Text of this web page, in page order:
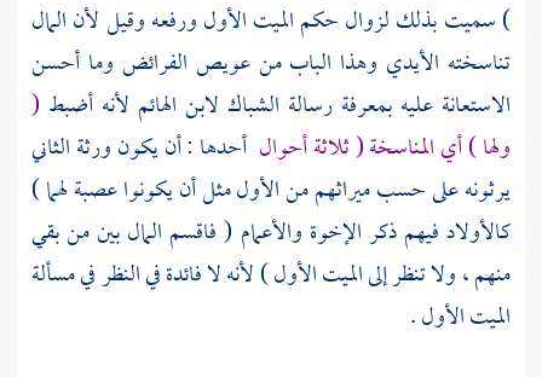
) سميت بذلك لزوال حكم الميت الأول ورفعه وقيل لأن المال
تناسخته الأيدي وهذا الباب من عويص الفرائض وما أحسن
الاستعانة عليه بمعرفة رسالة الشباك لابن الهائم لأنه أضبط (
ولها ) أي المناسخة ( ثلاثة أحوال أحدها : أن يكون ورثة الثاني
يرثونه على حسب ميراثهم من الأول مثل أن يكونوا عصبة لهما )
كالأولاد فيهم ذكر الإخوة والأعمام ( فاقسم المال بين من بقي
منهم ، ولا تنظر إلى الميت الأول ) لأنه لا فائدة في النظر في مسألة
الميت الأول .